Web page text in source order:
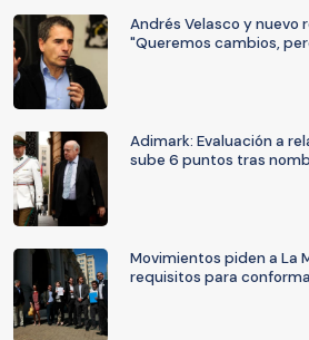
Andrés Velasco y nuevo
"Queremos cambios,
Adimark: Evaluación a
sube 6 puntos tras
Movimientos piden a La
requisitos para